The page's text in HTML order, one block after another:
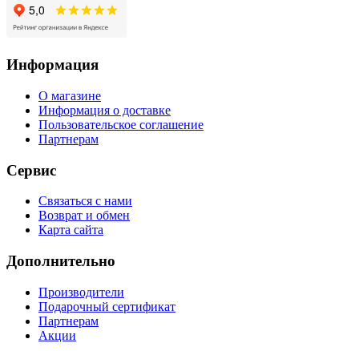
Информация
О магазине
Информация о доставке
Пользовательское соглашение
Партнерам
Сервис
Связаться с нами
Возврат и обмен
Карта сайта
Дополнительно
Производители
Подарочный сертификат
Партнерам
Акции